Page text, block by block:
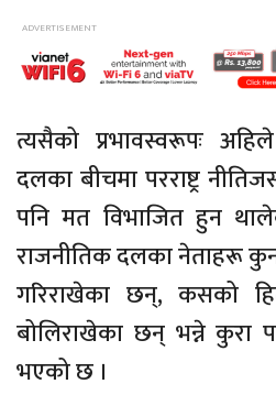
त्यसैको प्रभावस्वरूपः
दलका बीचमा परराष्ट्र
पनि मत विभाजित हुन
राजनीतिक दलका नेताहरू
गरिराखेका छन्, कसको
बोलिराखेका छन् भन्ने कुरा
भएको छ ।